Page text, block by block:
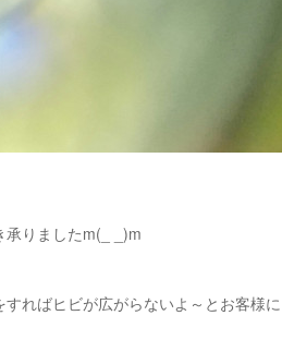
承りましたm(_ _)m
ればヒビが広がらないよ～とお客様に